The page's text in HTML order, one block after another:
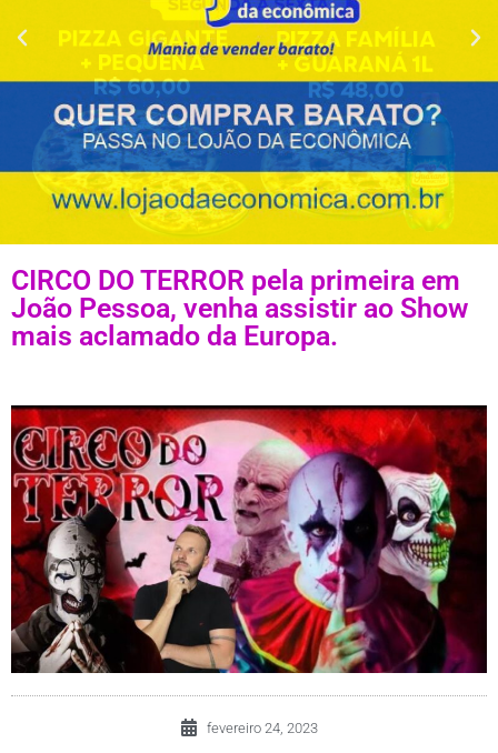
CIRCO DO TERROR pela primeira em
João Pessoa, venha assistir ao Show
mais aclamado da Europa.
fevereiro 24, 2023